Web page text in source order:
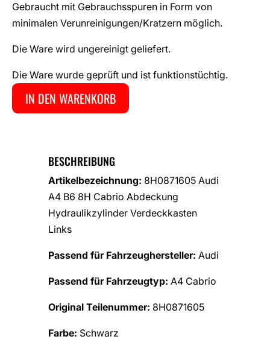
Gebraucht mit Gebrauchsspuren in Form von
minimalen Verunreinigungen/Kratzern möglich.
Die Ware wird ungereinigt geliefert.
Die Ware wurde geprüft und ist funktionstüchtig.
IN DEN WARENKORB
BESCHREIBUNG
Artikelbezeichnung: 8H0871605 Audi
A4 B6 8H Cabrio Abdeckung
Hydraulikzylinder Verdeckkasten
Links
Passend für Fahrzeughersteller: Audi
Passend für Fahrzeugtyp: A4 Cabrio
Original Teilenummer: 8H0871605
Farbe: Schwarz